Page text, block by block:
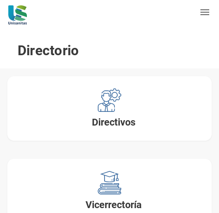
Directorio
Directivos
Vicerrectoría